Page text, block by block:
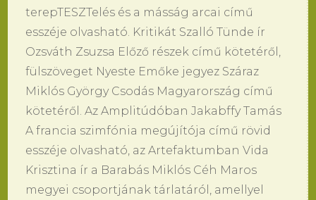
terepTESZTelés és a másság arcai című
esszéje olvasható. Kritikát Szalló Tünde ír
Ozsváth Zsuzsa Előző részek című kötetéről,
fülszöveget Nyeste Emőke jegyez Száraz
Miklós György Csodás Magyarország című
kötetéről. Az Amplitúdóban Jakabffy Tamás
A francia szimfónia megújítója című rövid
esszéje olvasható, az Artefaktumban Vida
Krisztina ír a Barabás Miklós Céh Maros
megyei csoportjának tárlatáról, amellyel